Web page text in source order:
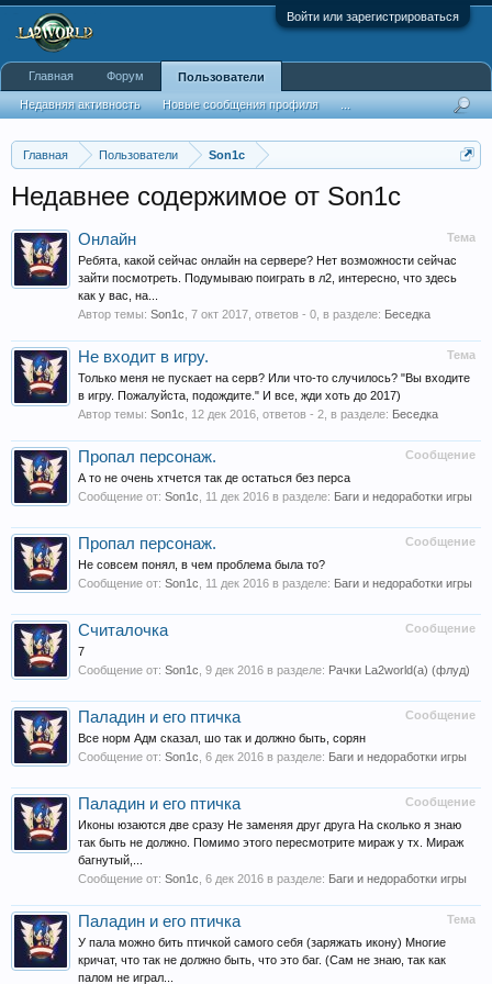
Войти или зарегистрироваться
Главная Пользователи Son1c
Недавнее содержимое от Son1c
Тема
Онлайн
Ребята, какой сейчас онлайн на сервере? Нет возможности сейчас
зайти посмотреть. Подумываю поиграть в л2, интересно, что здесь
как у вас, на...
Автор темы: Son1c 7 окт 2017 , ответов - 0, в разделе: Беседка
Тема
Не входит в игру.
Только меня не пускает на серв? Или что-то случилось? "Вы входите
в игру. Пожалуйста, подождите." И все, жди хоть до 2017)
Автор темы: Son1c 12 дек 2016 , ответов - 2, в разделе: Беседка
Сообщение
Пропал персонаж.
А то не очень хтчется так де остаться без перса
Сообщение от: Son1c 11 дек 2016 в разделе: Баги и недоработки игры
Сообщение
Пропал персонаж.
Не совсем понял, в чем проблема была то?
Сообщение от: Son1c 11 дек 2016 в разделе: Баги и недоработки игры
Сообщение
Считалочка
7
Сообщение от: Son1c 9 дек 2016 в разделе: Рачки La2world(a) (флуд)
Сообщение
Паладин и его птичка
Все норм Адм сказал, шо так и должно быть, сорян
Сообщение от: Son1c 6 дек 2016 в разделе: Баги и недоработки игры
Сообщение
Паладин и его птичка
Иконы юзаются две сразу Не заменяя друг друга На сколько я знаю
так быть не должно. Помимо этого пересмотрите мираж у тх. Мираж
багнутый,...
Сообщение от: Son1c 6 дек 2016 в разделе: Баги и недоработки игры
Тема
Паладин и его птичка
У пала можно бить птичкой самого себя (заряжать икону) Многие
кричат, что так не должно быть, что это баг. (Сам не знаю, так как
палом не играл...
Главная Форум Пользователи
Недавняя активность Новые сообщения профиля